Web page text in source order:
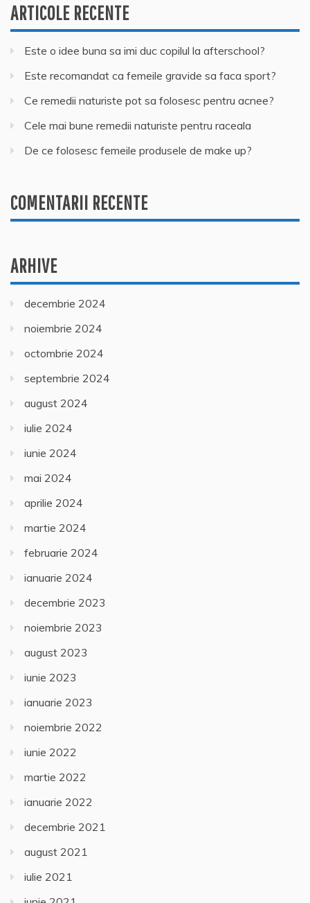
ARTICOLE RECENTE
Este o idee buna sa imi duc copilul la afterschool?
Este recomandat ca femeile gravide sa faca sport?
Ce remedii naturiste pot sa folosesc pentru acnee?
Cele mai bune remedii naturiste pentru raceala
De ce folosesc femeile produsele de make up?
COMENTARII RECENTE
ARHIVE
decembrie 2024
noiembrie 2024
octombrie 2024
septembrie 2024
august 2024
iulie 2024
iunie 2024
mai 2024
aprilie 2024
martie 2024
februarie 2024
ianuarie 2024
decembrie 2023
noiembrie 2023
august 2023
iunie 2023
ianuarie 2023
noiembrie 2022
iunie 2022
martie 2022
ianuarie 2022
decembrie 2021
august 2021
iulie 2021